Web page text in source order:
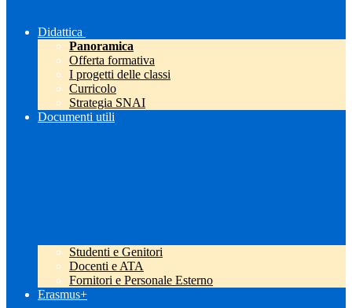
Didattica
Panoramica
Offerta formativa
I progetti delle classi
Curricolo
Strategia SNAI
Documenti utili
Studenti e Genitori
Docenti e ATA
Fornitori e Personale Esterno
Erasmus+